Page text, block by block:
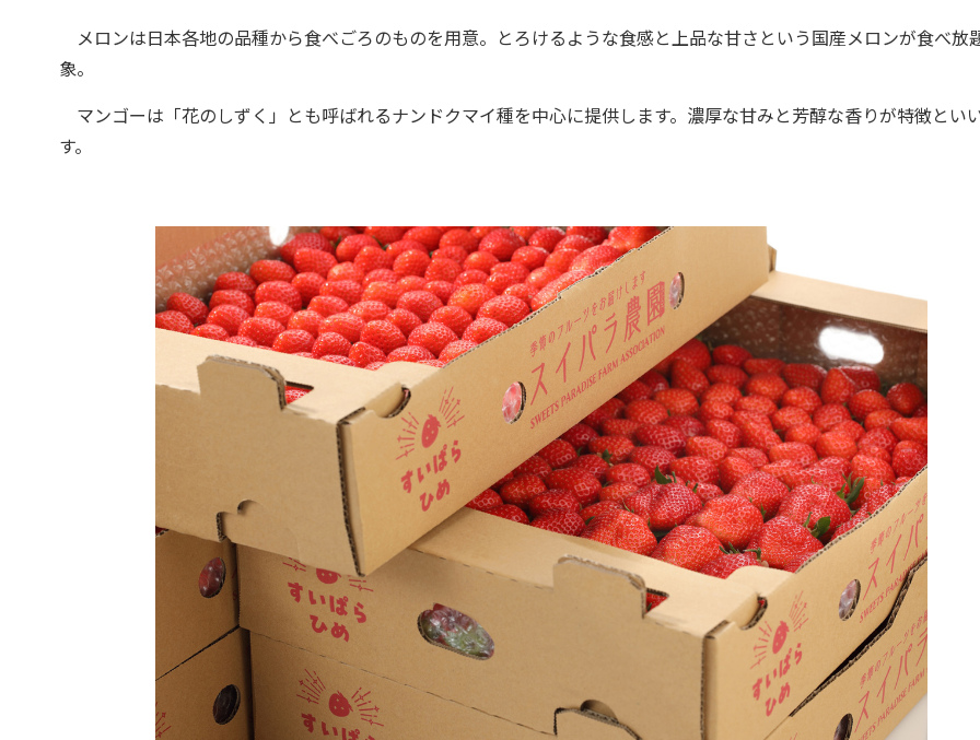
メロンは日本各地の品種から食べごろのものを用意。とろけるような食感と上品な甘さという国産メロンが食べ放
象。
マンゴーは「花のしずく」とも呼ばれるナンドクマイ種を中心に提供します。濃厚な甘みと芳醇な香りが特徴とい
す。